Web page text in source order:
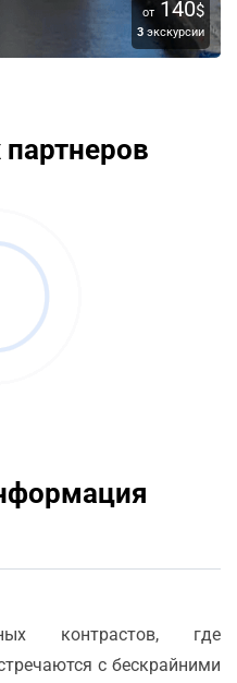
от 140$
3 экскурсии
контрастов, где
с бескрайними